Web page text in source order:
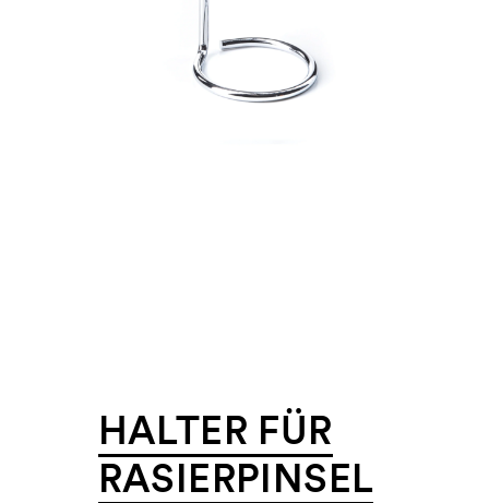
HALTER FÜR
RASIERPINSEL